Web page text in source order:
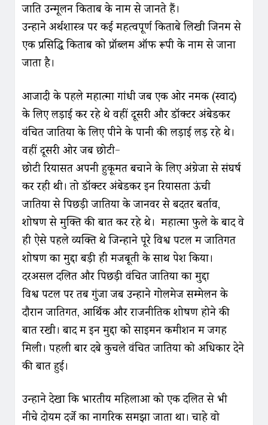
जाति उन्मूलन किताब के नाम से जानते हैं।
उन्होंने अर्थशास्त्र पर कई महत्वपूर्ण किताबे लिखी जिनमें से
एक प्रसिद्धि किताब को प्रॉब्लम ऑफ रूपी के नाम से जाना
जाता है।
आजादी के पहले महात्मा गांधी जब एक ओर नमक (स्वाद)
के लिए लड़ाई कर रहे थे वहीं दूसरी और डॉक्टर अंबेडकर
वंचित जातियों के लिए पीने के पानी की लड़ाई लड़ रहे थे।
वहीं दूसरी ओर जब छोटी-
छोटी रियासतें अपनी हुकूमत बचाने के लिए अंग्रेजों से संघर्ष
कर रही थी। तो डॉक्टर अंबेडकर इन रियासतों ऊंची
जातियों से पिछड़ी जातियों के जानवर से बदतर बर्ताव,
शोषण से मुक्ति की बात कर रहे थे। महात्मा फुले के बाद वे
ही ऐसे पहले व्यक्ति थे जिन्होंने पूरे विश्व पटल में जातिगत
शोषण का मुद्दा बड़ी ही मजबूती के साथ पेश किया।
दरअसल दलित और पिछड़ी वंचित जातियों का मुद्दा
विश्व पटल पर तब गुंजा जब उन्होंने गोलमेज सम्मेलन के
दौरान जातिगत, आर्थिक और राजनीतिक शोषण होने की
बात रखी। बाद में इन मुद्दों को साइमन कमीशन में जगह
मिली। पहली बार दबे कुचले वंचित जातियों को अधिकार देने
की बात हुई।
उन्होंने देखा कि भारतीय महिलाओं को एक दलित से भी
नीचे दोयम दर्जे का नागरिक समझा जाता था। चाहे वो